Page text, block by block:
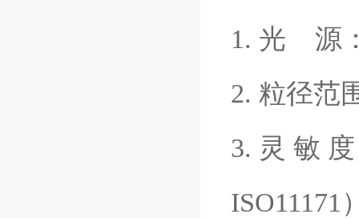
1. 光 源
2. 粒径范
3. 灵 敏
ISO11171